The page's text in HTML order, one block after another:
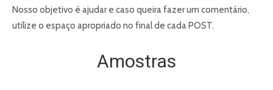
Nosso objetivo é ajudar e caso queira fazer um comentário,
utilize o espaço apropriado no final de cada POST.
Amostras